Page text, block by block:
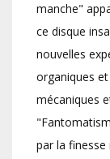
manche"
ce disque
nouvelles
organiques
mécaniques
par la finesse